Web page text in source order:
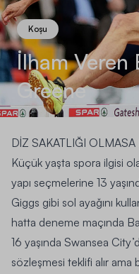
Koşu
İlham Veren
Greene
DİZ SAKATLIĞI
Küçük yaşta spora ilgisi
yapı seçmelerine 13
Giggs gibi sol ayağını
hatta deneme maçında
16 yaşında Swansea
sözleşmesi teklifi alır